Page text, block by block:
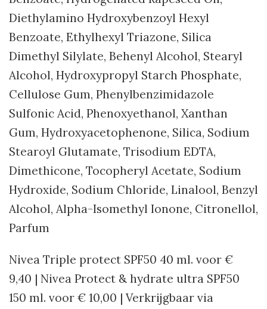
Diethylamino Hydroxybenzoyl Hexyl
Benzoate, Ethylhexyl Triazone, Silica
Dimethyl Silylate, Behenyl Alcohol, Stearyl
Alcohol, Hydroxypropyl Starch Phosphate,
Cellulose Gum, Phenylbenzimidazole
Sulfonic Acid, Phenoxyethanol, Xanthan
Gum, Hydroxyacetophenone, Silica, Sodium
Stearoyl Glutamate, Trisodium EDTA,
Dimethicone, Tocopheryl Acetate, Sodium
Hydroxide, Sodium Chloride, Linalool, Benzyl
Alcohol, Alpha-Isomethyl Ionone, Citronellol,
Parfum
Nivea Triple protect SPF50 40 ml. voor €
9,40 | Nivea Protect & hydrate ultra SPF50
150 ml. voor € 10,00 | Verkrijgbaar via